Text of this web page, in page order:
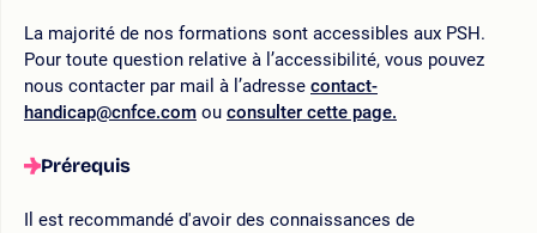
La majorité de nos formations sont accessibles aux PSH.
Pour toute question relative à l’accessibilité, vous pouvez
nous contacter par mail à l’adresse contact-
handicap@cnfce.com ou consulter cette page.
Prérequis
Il est recommandé d'avoir des connaissances de